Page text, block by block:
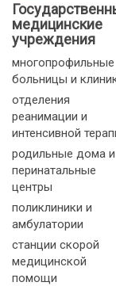
медицинские
учреждения
многопрофильные
больницы и
отделения
реанимации и
интенсивной
родильные дома и
перинатальные
центры
поликлиники и
амбулатории
станции скорой
медицинской
помощи